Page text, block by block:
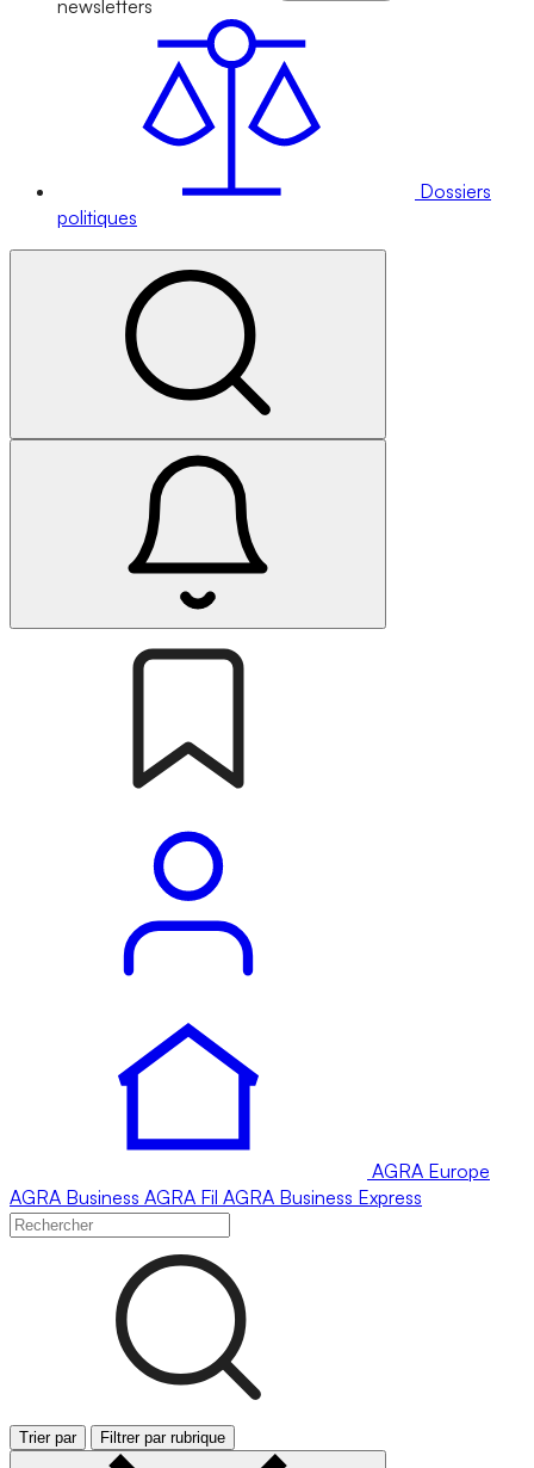
newsletters
Dossiers
politiques
AGRA Europe
AGRA Business AGRA Fil AGRA Business Express
Trier par Filtrer par rubrique